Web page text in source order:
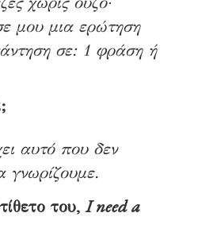
μου μια ερώτηση
σε: 1 φράση ή
αυτό που δεν
γνωρίζουμε.
του,I need a